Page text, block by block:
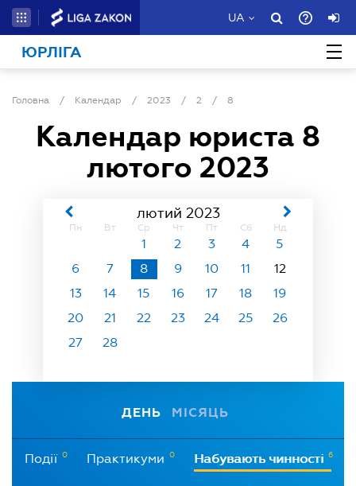
UA
ЮРЛІГА
Головна / Календар / 2023 / 2 / 8
Календар юриста 8
лютого 2023
лютий 2023
Пн Вт Ср Чт Пт Сб Нд
1 2 3 4
5
6
7 8 9 10 11
12
13
14 15 16 17 18
19
20
21 22 23 24 25
26
27
28
ДЕНЬ МІСЯЦЬ
Події 0 Практикуми 0 Набувають чинності 6